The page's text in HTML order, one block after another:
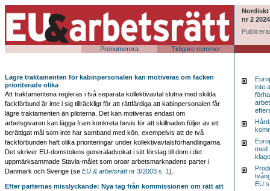
Nordiskt
nr 2 2024
Prenumerera Tidigare nummer
Lägre traktamenten för kabinpersonalen kan motiveras om facken
prioriterade olika
Att traktamentena regleras i två separata kollektivavtal slutna med skilda
fackförbund är inte i sig tillräckligt för att rättfärdiga att kabinpersonalen får
lägre traktamenten än piloterna. Det kan motiveras endast om
arbetsgivaren kan lägga fram konkreta bevis för att skillnaden följer av ett
berättigat mål som inte har samband med kön, exempelvis att de två
fackförbunden haft olika prioriteringar under kollektivavtalsförhandlingarna.
Det skriver EU-domstolens generaladvokat i sitt förslag till dom i det
uppmärksammade Stavla-målet som oroar arbetsmarknadens parter i
Danmark och Sverige (se EU & arbetsrättnr 3/2003 s. 1).
Efter parternas misslyckande: Nya tag från kommissionen om rätt att
inte
med